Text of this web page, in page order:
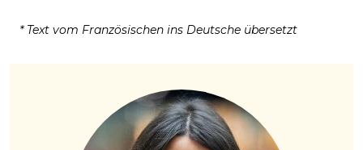
* Text vom Französischen ins Deutsche übersetzt